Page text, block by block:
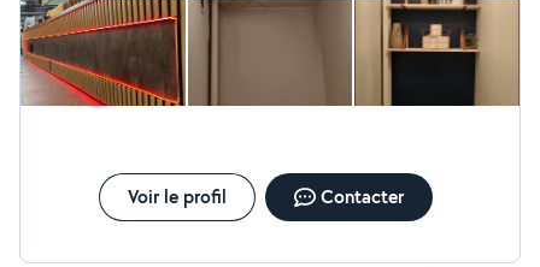
Voir le profil Contacter